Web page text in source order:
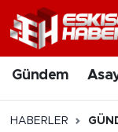
Gündem
HABERLER
Gündem
Asayiş
Nöbetçi
Hava